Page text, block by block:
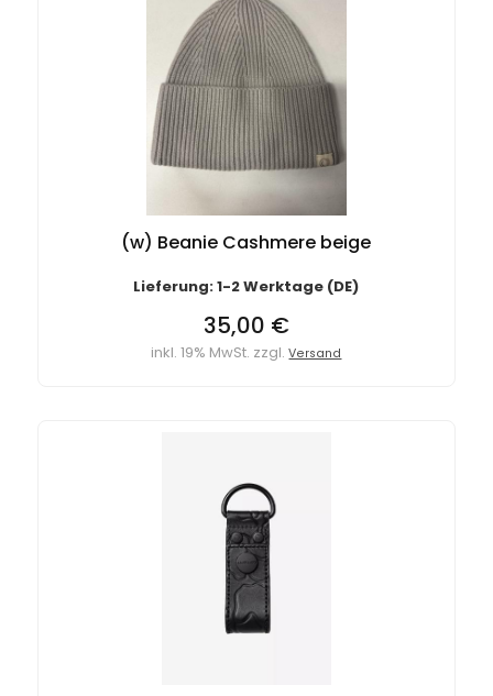
(w) Beanie Cashmere beige
Lieferung: 1-2 Werktage (DE)
35,00 €
inkl. 19% MwSt. zzgl.Versand